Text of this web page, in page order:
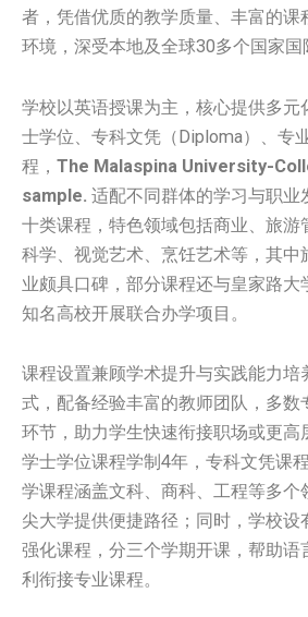
者，凭借优质的教学质量、丰富的课
环境，深受本地及全球30多个国家国
学校以英语授课为主，核心提供多元
士学位、专科文凭（Diploma）、专
程， The Malaspina University-
sample. 适配不同群体的学习与职业
十类课程，特色领域包括商业、旅游
科学、视觉艺术、烹饪艺术等，其中
业颇具口碑，部分课程还与皇家路大
知名高校开展联合办学项目。
课程设置兼顾学术提升与实践能力培
式，配备经验丰富的教师团队，多数
环节，助力学生快速衔接职场或更高
学士学位课程学制4年，专科文凭课
学课程涵盖文科、商科、工程等多个
尖大学提供便捷路径；同时，学校设
强化课程，分三个学期开课，帮助语
利衔接专业课程。